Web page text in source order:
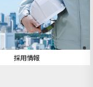
採用情報